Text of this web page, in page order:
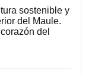
sostenible y
del Maule.
del